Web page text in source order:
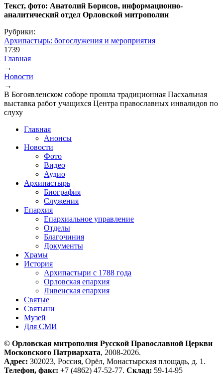
Текст, фото: Анатолий Борисов, информационно-
аналитический отдел Орловской митрополии
Рубрики:
Архипастырь: богослужения и мероприятия
1739
Вы здесь
Главная
→
Новости
→
В Богоявленском соборе прошла традиционная Пасхальная
выставка работ учащихся Центра православных инвалидов по
слуху
Главная
Анонсы
Новости
Фото
Видео
Аудио
Архипастырь
Биография
Служения
Епархия
Епархиальное управление
Отделы
Благочиния
Документы
Храмы
История
Архипастыри с 1788 года
Орловская епархия
Ливенская епархия
Святые
Святыни
Музей
Для СМИ
© Орловская митрополия Русской Православной Церкви
Московского Патриархата, 2008-2026.
Адрес: 302023, Россия, Орёл, Монастырская площадь, д. 1.
Телефон, факс: +7 (4862) 47-52-77. Склад: 59-14-95